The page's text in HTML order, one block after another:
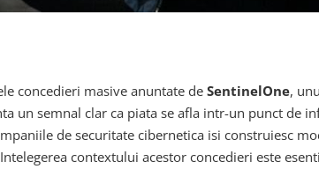
concedieri masive anuntate de SentinelOne,
semnal clar ca piata se afla intr-un punct de
de securitate cibernetica isi construiesc
contextului acestor concedieri este